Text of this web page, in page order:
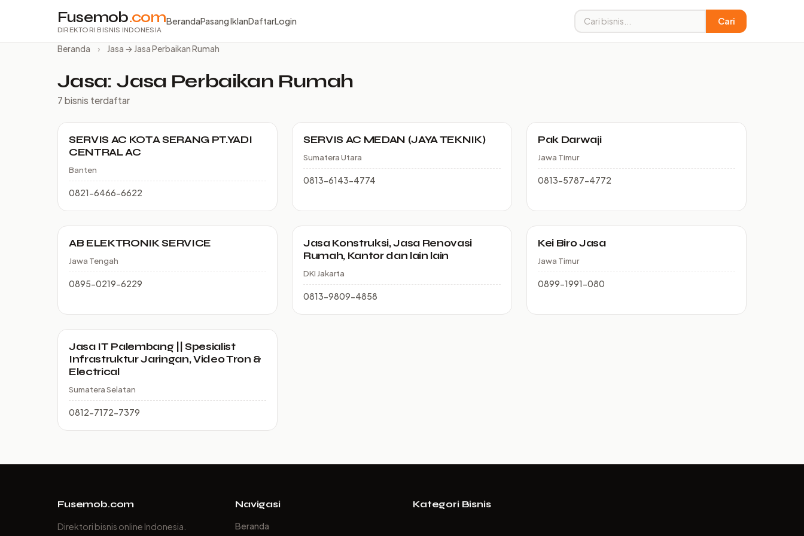
Fusemob.com
DIREKTORI BISNIS INDONESIA
BerandaPasang IklanDaftarLogin Cari
Beranda › Jasa → Jasa Perbaikan Rumah
Jasa: Jasa Perbaikan Rumah
7 bisnis terdaftar
SERVIS AC KOTA SERANG PT.YADI
CENTRAL AC
Banten
0821-6466-6622
SERVIS AC MEDAN (JAYA TEKNIK)
Sumatera Utara
0813-6143-4774
Pak Darwaji
Jawa Timur
0813-5787-4772
AB ELEKTRONIK SERVICE
Jawa Tengah
0895-0219-6229
Jasa Konstruksi, Jasa Renovasi
Rumah, Kantor dan lain lain
DKI Jakarta
0813-9809-4858
Kei Biro Jasa
Jawa Timur
0899-1991-080
Jasa IT Palembang || Spesialist
Infrastruktur Jaringan, Video Tron &
Electrical
Sumatera Selatan
0812-7172-7379
Fusemob.com
Direktori bisnis online Indonesia.
Navigasi
Beranda
Kategori Bisnis